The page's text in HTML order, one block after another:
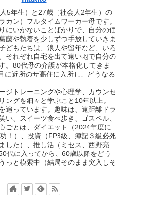
5年生）と27歳（社会人2年生）の
カン）フルタイムワーカー母です。
にいかないことばかりで、自分の価
藤や執着を少しずつ手放していきま
どもたちは、浪人や留年など、いろ
それぞれ自宅を出て遠い地で自分の
。80代母の介護が本格化してきま
に近所のサ高住に入所し、どうなる
ジトレーニングや心理学、カウンセ
ングを細々と学ぶこと10年以上。
追っています。趣味は、遠距離ドラ
い、スイーツ食べ歩き、ゴスペル、
ごとは、ダイエット（2024年度に
！）、投資（FP3級、簿記３級必死
した）、推し活（ミセス、西野亮
代に入ってから、60歳以降をどう
っと模索中（結局そのまま突入しそ